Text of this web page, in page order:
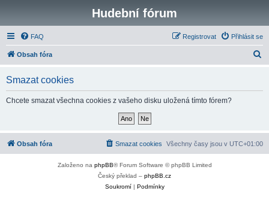
Hudební fórum
FAQ Přihlásit se
Registrovat
Obsah fóra
Smazat cookies
Chcete smazat všechna cookies z vašeho disku uložená tímto fórem?
Obsah fóra Všechny časy jsou v UTC+01:00
Smazat cookies
Založeno na phpBB® Forum Software © phpBB Limited
Český překlad – phpBB.cz
Soukromí| Podmínky